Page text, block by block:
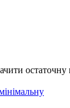
остаточну